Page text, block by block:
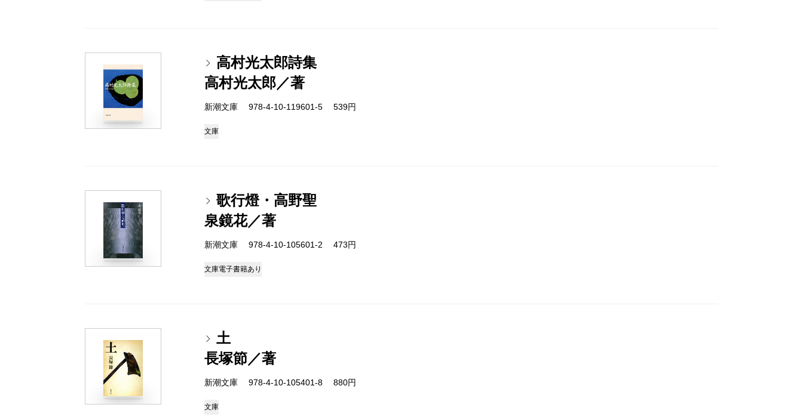
高村光太郎詩集
高村光太郎／著
新潮文庫 978-4-10-119601-5 539円
文庫
歌行燈・高野聖
泉鏡花／著
新潮文庫 978-4-10-105601-2 473円
文庫電子書籍あり
土
長塚節／著
新潮文庫 978-4-10-105401-8 880円
文庫